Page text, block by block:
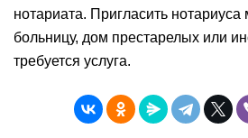
нотариата. Пригласить
больницу, дом престарелых или
требуется услуга.